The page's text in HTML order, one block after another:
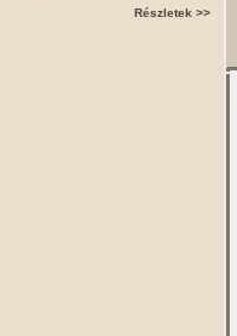
Részletek >>